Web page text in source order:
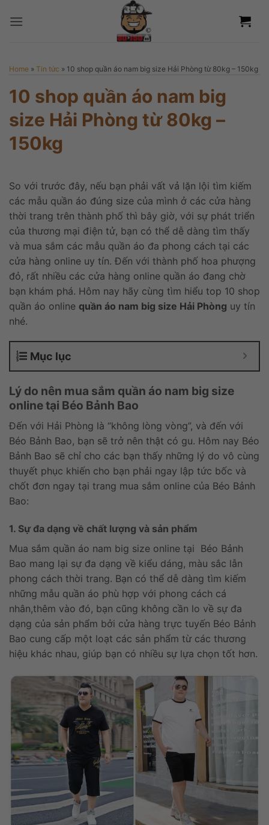
qua
Home » Tin tức » 10 shop quần áo nam big size Hải Phòng từ 80kg – 150kg
10 shop quần áo nam big
size Hải Phòng từ 80kg –
150kg
So với trước đây, nếu bạn phải vất vả lặn lội tìm kiếm
các mẫu quần áo đúng size của mình ở các cửa hàng
thời trang trên thành phố thì bây giờ, với sự phát triển
của thương mại điện tử, bạn có thể dễ dàng tìm thấy
và mua sắm các mẫu quần áo đa phong cách tại các
cửa hàng online uy tín. Đến với thành phố hoa phượng
đỏ, rất nhiều các cửa hàng online quần áo đang chờ
bạn khám phá. Hôm nay hãy cùng tìm hiểu top 10 shop
quần áo online quần áo nam big size Hải Phòng uy tín
nhé.
Mục lục
Lý do nên mua sắm quần áo nam big size
online tại Béo Bảnh Bao
Đến với Hải Phòng là “không lòng vòng”, và đến với
Béo Bảnh Bao, bạn sẽ trở nên thật có gu. Hôm nay Béo
Bảnh Bao sẽ chỉ cho các bạn thấy những lý do vô cùng
thuyết phục khiến cho bạn phải ngay lập tức bốc và
chốt đơn ngay tại trang mua sắm online của Béo Bảnh
Bao:
1. Sự đa dạng về chất lượng và sản phẩm
Mua sắm quần áo nam big size online tại Béo Bảnh
Bao mang lại sự đa dạng về kiểu dáng, màu sắc lẫn
phong cách thời trang. Bạn có thể dễ dàng tìm kiếm
những mẫu quần áo phù hợp với phong cách cá
nhân,thêm vào đó, bạn cũng không cần lo về sự đa
dạng của sản phẩm bởi cửa hàng trực tuyến Béo Bảnh
Bao cung cấp một loạt các sản phẩm từ các thương
hiệu khác nhau, giúp bạn có nhiều sự lựa chọn tốt hơn.